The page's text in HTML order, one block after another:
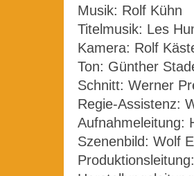
Musik: Rolf Kühn
Titelmusik: Les
Kamera: Rolf
Ton: Günther
Schnitt: Werner
Regie-Assistenz:
Aufnahmeleitung:
Szenenbild: Wolf